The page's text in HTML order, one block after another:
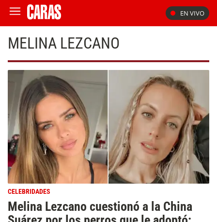
EN VIVO
MELINA LEZCANO
CELEBRIDADES
Melina Lezcano cuestionó a la China